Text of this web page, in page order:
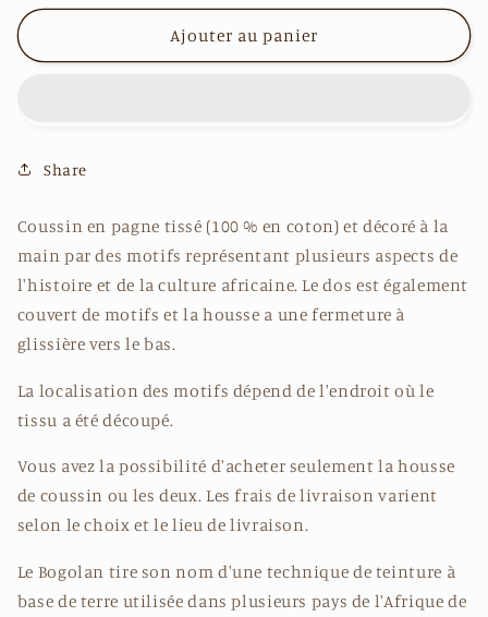
TradiB010
100%
TradiB010
100%
Ajouter au panier
Share
Coussin en pagne tissé (100 % en coton) et décoré à la
main par des motifs représentant plusieurs aspects de
l'histoire et de la culture africaine. Le dos est également
couvert de motifset la housse a une fermeture à
glissière vers le bas.
La localisation des motifs dépend de l'endroit où le
tissu a été découpé.
Vous avez la possibilité d'acheter seulement la housse
de coussin ou les deux. Les frais de livraison varient
selon le choix et le lieu de livraison.
Le Bogolan tire son nom d'une technique de teinture à
base de terre utilisée dans plusieurs pays de l'Afrique de